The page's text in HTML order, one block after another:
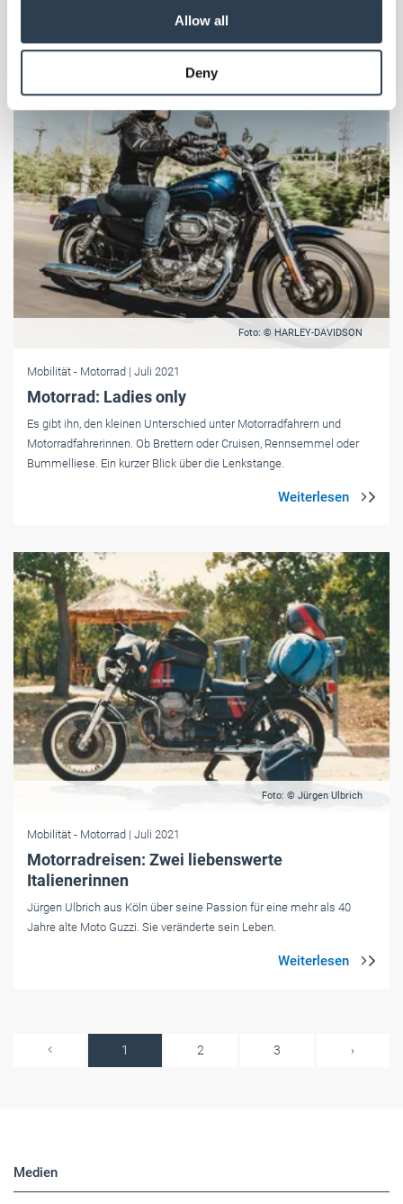
provided to them or that they’ve collected from your use
Weitere Informationen:Impressum Datenschutz
Allow all
Deny
Foto: © HARLEY-DAVIDSON
Mobilität - Motorrad | Juli 2021
Motorrad: Ladies only
Es gibt ihn, den kleinen Unterschied unter Motorradfahrern und
Motorradfahrerinnen. Ob Brettern oder Cruisen, Rennsemmel oder
Bummelliese. Ein kurzer Blick über die Lenkstange.
Foto: © Jürgen Ulbrich
Mobilität - Motorrad | Juli 2021
Motorradreisen: Zwei liebenswerte
Italienerinnen
Jürgen Ulbrich aus Köln über seine Passion für eine mehr als 40
Jahre alte Moto Guzzi. Sie veränderte sein Leben.
1 2 3 ›
Medien